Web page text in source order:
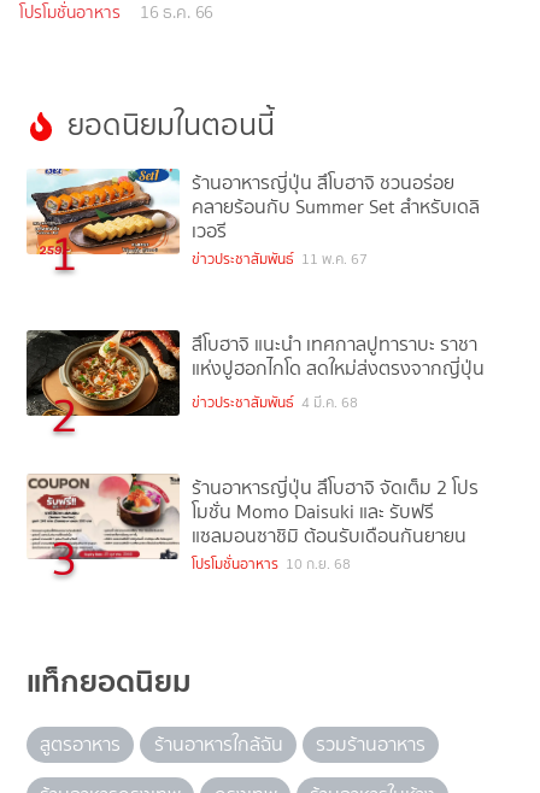
โปรโมชั่นอาหาร 16 ธ.ค. 66
ยอดนิยมในตอนนี้
1
ร้านอาหารญี่ปุ่น สึโบฮาจิ ชวนอร่อย
คลายร้อนกับ Summer Set สำหรับเดลิ
เวอรี
ข่าวประชาสัมพันธ์ 11 พ.ค. 67
2
สึโบฮาจิ แนะนำ เทศกาลปูทาราบะ ราชา
แห่งปูฮอกไกโด สดใหม่ส่งตรงจากญี่ปุ่น
ข่าวประชาสัมพันธ์ 4 มี.ค. 68
3
ร้านอาหารญี่ปุ่น สึโบฮาจิ จัดเต็ม 2 โปร
โมชั่น Momo Daisuki และ รับฟรี
แซลมอนซาชิมิ ต้อนรับเดือนกันยายน
โปรโมชั่นอาหาร 10 ก.ย. 68
แท็กยอดนิยม
สูตรอาหาร ร้านอาหารใกล้ฉัน
รวมร้านอาหาร